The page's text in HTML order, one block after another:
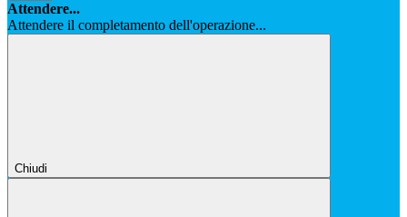
Attendere...
Attendere il completamento dell'operazione...
Chiudi